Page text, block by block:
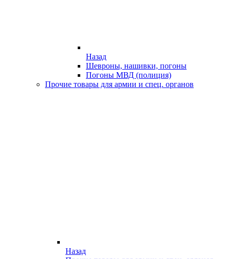
Назад
Шевроны, нашивки, погоны
Погоны МВД (полиция)
Прочие товары для армии и спец. органов
Назад